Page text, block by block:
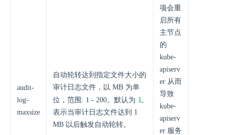
audit-
log-
maxsize
自动轮转达到指定文件大小的
审计日志文件，以 MB 为单
位，范围: 1 - 200。默认为 1
表示当审计日志文件达到 1
MB 以后触发自动轮转。
项会重
启所有
主节点
的
kube-
apiserv
er 从而
导致
kube-
apiserv
er 服务